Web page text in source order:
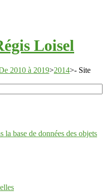
Loisel
2010 à 2019>2014>- Site
la base de données des objets